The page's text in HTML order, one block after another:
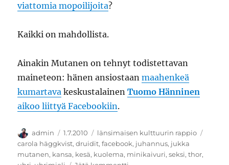
viattomia mopoilijoita?
Kaikki on mahdollista.
Ainakin Mutanen on tehnyt todistettavan
maineteon: hänen ansiostaanmaahenkeä
kumartava keskustalainenTuomo Hänninen
aikoo liittyä Facebookiin.
Kirjoittaja
admin Julkaistu
1.7.2010 Kategoriat
länsimaisen kulttuurin rappio
carola häggkvist,druidit,facebook, juhannus, jukka
mutanen, kansa, kesä, kuolema, minikaivuri,seksi,thor,